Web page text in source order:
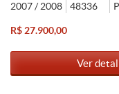
2007 / 2008 48336
R$ 27.900,00
Ver